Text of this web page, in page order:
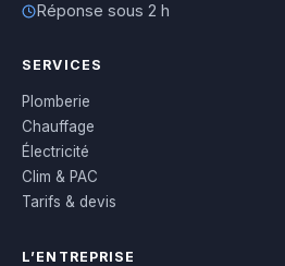
Réponse sous 2 h
SERVICES
Plomberie
Chauffage
Électricité
Clim & PAC
Tarifs & devis
L’ENTREPRISE